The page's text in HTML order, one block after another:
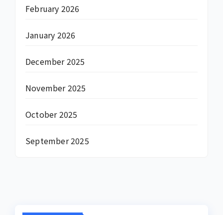
February 2026
January 2026
December 2025
November 2025
October 2025
September 2025